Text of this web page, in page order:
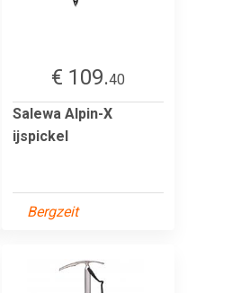
€ 109.40
Salewa Alpin-X
ijspickel
Bergzeit